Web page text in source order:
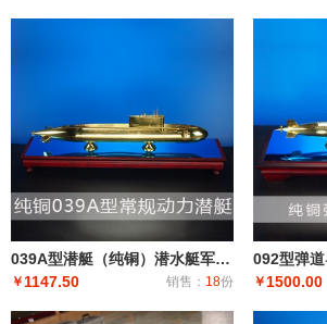
039A型潜艇（纯铜）潜水艇军舰|潜水船|中型或小型（袖珍潜艇、潜水器）和水下自动机械装置
￥ 1147.50 销售： 18份 ￥ 1500.00